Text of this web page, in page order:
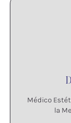
Médico
la